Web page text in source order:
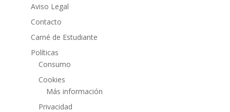
Aviso Legal
Contacto
Carné de Estudiante
Políticas
Consumo
Cookies
Más información
Privacidad